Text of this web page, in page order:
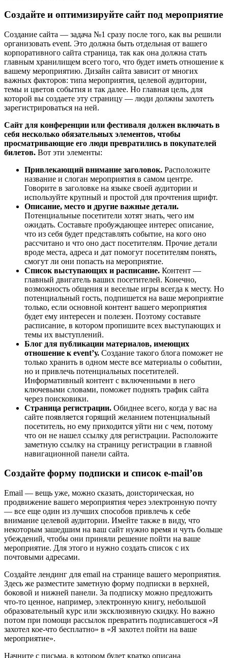
Создайте и оптимизируйте сайт под мероприятие
Создание сайта — задача №1 сразу после того, как вы решили
организовать event. Это должна быть отдельная от вашего
корпоративного сайта страница, так как она должна стать
главным хранилищем всего того, что будет иметь отношение к
вашему мероприятию. Дизайн сайта зависит от многих
важных факторов: типа мероприятия, целевой аудитории,
темы и цветов события и так далее. Но главная цель, для
которой вы создаете эту страницу — люди должны захотеть
зарегистрироваться на ней.
Сайт для конференции или фестиваля должен включать в
себя несколько обязательных элементов, чтобы
просматривающие его люди превратились в покупателей
билетов. Вот эти элементы:
Привлекающий внимание заголовок. Расположите
название и слоган мероприятия в самом центре.
Говорите в заголовке на языке своей аудитории и
используйте крупный и простой для прочтения шрифт.
Описание, место и другие важные детали.
Потенциальные посетители хотят знать, чего им
ожидать. Составьте пробуждающее интерес описание,
что из себя будет представлять событие, на кого оно
рассчитано и что оно даст посетителям. Прочие детали
вроде места, адреса и дат помогут посетителям понять,
смогут ли они попасть на мероприятие.
Список выступающих и расписание. Контент —
главный двигатель ваших посетителей. Конечно,
возможность общения и веселые игры всегда к месту. Но
потенциальный гость, подпишется на ваше мероприятие
только, если основной контент вашего мероприятия
будет ему интересен и полезен. Поэтому составьте
расписание, в котором пропишите всех выступающих и
темы их выступлений.
Блог для публикации материалов, имеющих
отношение к event’у. Создание такого блога поможет не
только хранить в одном месте все материалы о событии,
но и привлечь потенциальных посетителей.
Информативный контент с включенными в него
ключевыми словами, поможет поднять трафик сайта
через поисковики.
Страница регистрации. Обиднее всего, когда у вас на
сайте появляется горящий желанием потенциальный
посетитель, но ему приходится уйти ни с чем, потому
что он не нашел ссылку для регистрации. Расположите
заметную ссылку на страницу регистрации в главной
навигационной панели сайта.
Создайте форму подписки и список e-mail’ов
Email — вещь уже, можно сказать, доисторическая, но
продвижение вашего мероприятия через электронную почту
— все еще один из лучших способов привлечь к себе
внимание целевой аудитории. Имейте также в виду, что
некоторым зашедшим на ваш сайт нужно время и чуть больше
убеждений, чтобы они приняли решение пойти на ваше
мероприятие. Для этого и нужно создать список с их
почтовыми адресами.
Создайте лендинг для email на странице вашего мероприятия.
Здесь же разместите заметную форму подписки в верхней,
боковой и нижней панели. За подписку можно предложить
что-то ценное, например, электронную книгу, небольшой
образовательный курс или эксклюзивную скидку. Но важно
потом при помощи рассылок превратить подписавшегося «Я
захотел кое-что бесплатно» в «Я захотел пойти на ваше
мероприятие».
Начните с письма, в котором будет кратко описана